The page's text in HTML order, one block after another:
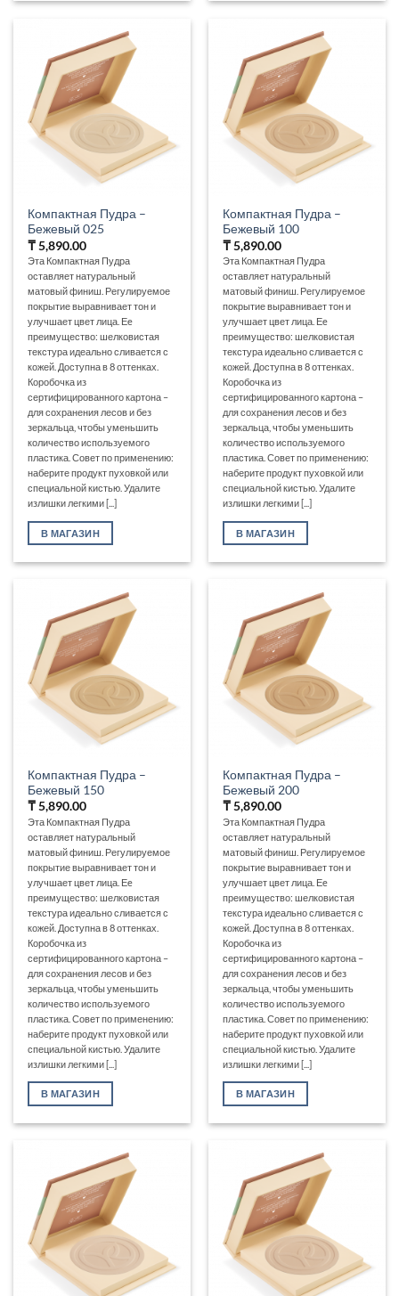
Компактная Пудра –
Бежевый 025
₸5,890.00
Эта Компактная Пудра
оставляет натуральный
матовый финиш. Регулируемое
покрытие выравнивает тон и
улучшает цвет лица. Еe
преимущество: шелковистая
текстура идеально сливается с
кожей. Доступна в 8 оттенках.
Коробочка из
сертифицированного картона –
для сохранения лесов и без
зеркальца, чтобы уменьшить
количество используемого
пластика. Совет по применению:
наберите продукт пуховкой или
специальной кистью. Удалите
излишки легкими [...]
В МАГАЗИН
Компактная Пудра –
Бежевый 100
₸5,890.00
Эта Компактная Пудра
оставляет натуральный
матовый финиш. Регулируемое
покрытие выравнивает тон и
улучшает цвет лица. Еe
преимущество: шелковистая
текстура идеально сливается с
кожей. Доступна в 8 оттенках.
Коробочка из
сертифицированного картона –
для сохранения лесов и без
зеркальца, чтобы уменьшить
количество используемого
пластика. Совет по применению:
наберите продукт пуховкой или
специальной кистью. Удалите
излишки легкими [...]
В МАГАЗИН
Компактная Пудра –
Бежевый 150
₸5,890.00
Эта Компактная Пудра
оставляет натуральный
матовый финиш. Регулируемое
покрытие выравнивает тон и
улучшает цвет лица. Еe
преимущество: шелковистая
текстура идеально сливается с
кожей. Доступна в 8 оттенках.
Коробочка из
сертифицированного картона –
для сохранения лесов и без
зеркальца, чтобы уменьшить
количество используемого
пластика. Совет по применению:
наберите продукт пуховкой или
специальной кистью. Удалите
излишки легкими [...]
В МАГАЗИН
Компактная Пудра –
Бежевый 200
₸5,890.00
Эта Компактная Пудра
оставляет натуральный
матовый финиш. Регулируемое
покрытие выравнивает тон и
улучшает цвет лица. Еe
преимущество: шелковистая
текстура идеально сливается с
кожей. Доступна в 8 оттенках.
Коробочка из
сертифицированного картона –
для сохранения лесов и без
зеркальца, чтобы уменьшить
количество используемого
пластика. Совет по применению:
наберите продукт пуховкой или
специальной кистью. Удалите
излишки легкими [...]
В МАГАЗИН